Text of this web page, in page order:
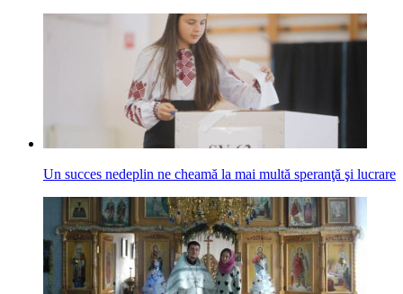
Un succes nedeplin ne cheamă la mai multă speranţă şi lucrare